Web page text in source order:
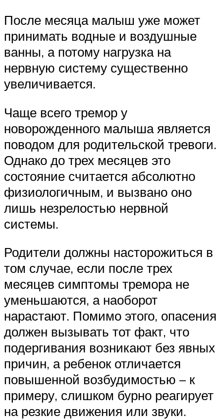
После месяца малыш уже может
принимать водные и воздушные
ванны, а потому нагрузка на
нервную систему существенно
увеличивается.
Чаще всего тремор у
новорожденного малыша является
поводом для родительской тревоги.
Однако до трех месяцев это
состояние считается абсолютно
физиологичным, и вызвано оно
лишь незрелостью нервной
системы.
Родители должны насторожиться в
том случае, если после трех
месяцев симптомы тремора не
уменьшаются, а наоборот
нарастают. Помимо этого, опасения
должен вызывать тот факт, что
подергивания возникают без явных
причин, а ребенок отличается
повышенной возбудимостью – к
примеру, слишком бурно реагирует
на резкие движения или звуки.